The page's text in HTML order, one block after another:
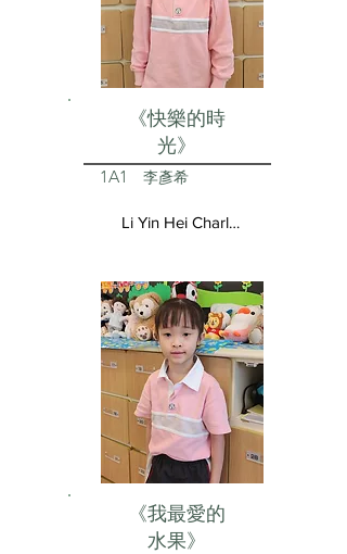
《快樂的時
光》
1A1 李彥希
Li Yin Hei Charlotte
《我最愛的
水果》